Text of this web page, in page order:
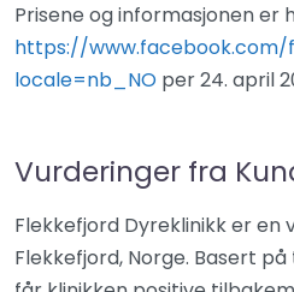
Prisene og informasjonen er
https://www.facebook.com/
locale=nb_NO per 24. april
Vurderinger fra
Flekkefjord Dyreklinikk er
Flekkefjord, Norge. Basert